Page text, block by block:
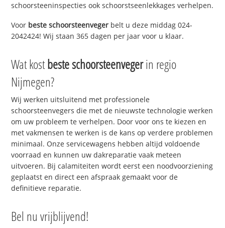
schoorsteeninspecties ook schoorstseenlekkages verhelpen.
Voor beste schoorsteenveger belt u deze middag 024-
2042424! Wij staan 365 dagen per jaar voor u klaar.
Wat kostbeste schoorsteenvegerin regio
Nijmegen?
Wij werken uitsluitend met professionele
schoorsteenvegers die met de nieuwste technologie werken
om uw probleem te verhelpen. Door voor ons te kiezen en
met vakmensen te werken is de kans op verdere problemen
minimaal. Onze servicewagens hebben altijd voldoende
voorraad en kunnen uw dakreparatie vaak meteen
uitvoeren. Bij calamiteiten wordt eerst een noodvoorziening
geplaatst en direct een afspraak gemaakt voor de
definitieve reparatie.
Bel nu vrijblijvend!